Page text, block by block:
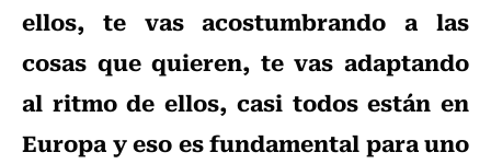
ellos, te vas acostumbrando a las
cosas que quieren, te vas adaptando
al ritmo de ellos, casi todos están en
Europa y eso es fundamental para uno